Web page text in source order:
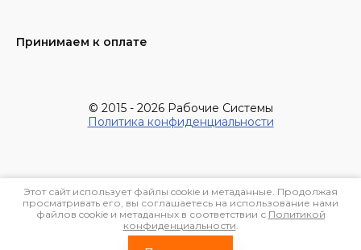
Этот сайт использует файлы cookie и метаданные. Продолжая
просматривать его, вы соглашаетесь на использование нами
файлов cookie и метаданных в соответствии с Политикой
конфиденциальности.
Принимаем к оплате
© 2015 - 2026 Рабочие Системы
Политика конфиденциальности
Megagroup.ru